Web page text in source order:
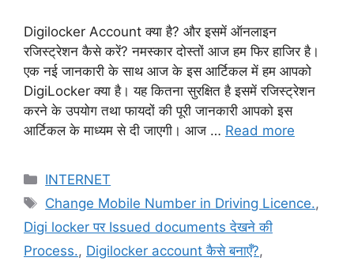
Digilocker Account क्या है? और इसमें ऑनलाइन
रजिस्ट्रेशन कैसे करें? नमस्कार दोस्तों आज हम फिर हाजिर है।
एक नई जानकारी के साथ आज के इस आर्टिकल में हम आपको
DigiLocker क्या है। यह कितना सुरक्षित है इसमें रजिस्ट्रेशन
करने के उपयोग तथा फायदों की पूरी जानकारी आपको इस
आर्टिकल के माध्यम से दी जाएगी। आज … Read more
Categories
INTERNET
Tags
Change Mobile Number in Driving Licence.,
Digi locker पर Issued documents देखने की
Process., Digilocker account कैसे बनाएँ?,